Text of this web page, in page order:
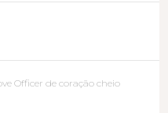
Officer de coração cheio